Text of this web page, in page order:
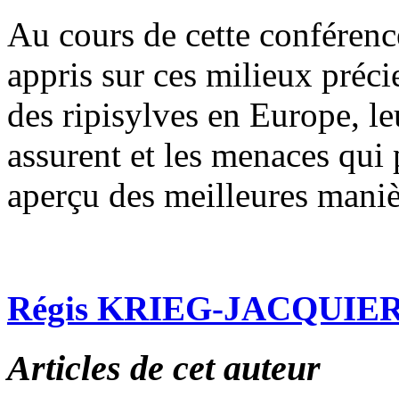
Au cours de cette
appris sur ces milieux
des ripisylves en Europe,
assurent et les menaces
aperçu des meilleures
Régis KRIEG-
Articles de cet auteur